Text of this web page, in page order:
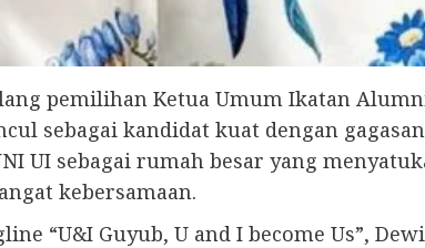
pemilihan Ketua Umum Ikatan
sebagai kandidat kuat dengan
UI sebagai rumah besar yang
kebersamaan.
“U&I Guyub, U and I become Us”,